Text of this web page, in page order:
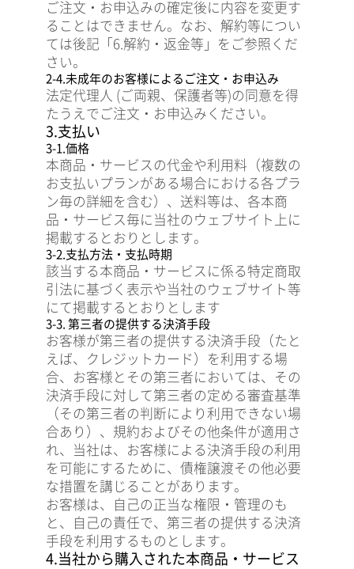
ご注文・お申込みの確定後に内容を変更す
ることはできません。なお、解約等につい
ては後記「6.解約・返金等」をご参照くだ
さい。
2-4.未成年のお客様によるご注文・お申込み
法定代理人 (ご両親、保護者等)の同意を得
たうえでご注文・お申込みください。
3.支払い
3-1.価格
本商品・サービスの代金や利用料（複数の
お支払いプランがある場合における各プラ
ン毎の詳細を含む）、送料等は、各本商
品・サービス毎に当社のウェブサイト上に
掲載するとおりとします。
3-2.支払方法・支払時期
該当する本商品・サービスに係る特定商取
引法に基づく表示や当社のウェブサイト等
にて掲載するとおりとします
3-3. 第三者の提供する決済手段
お客様が第三者の提供する決済手段（たと
えば、クレジットカード）を利用する場
合、お客様とその第三者においては、その
決済手段に対して第三者の定める審査基準
（その第三者の判断により利用できない場
合あり）、規約およびその他条件が適用さ
れ、当社は、お客様による決済手段の利用
を可能にするために、債権譲渡その他必要
な措置を講じることがあります。
お客様は、自己の正当な権限・管理のも
と、自己の責任で、第三者の提供する決済
手段を利用するものとします。
4.当社から購入された本商品・サービス